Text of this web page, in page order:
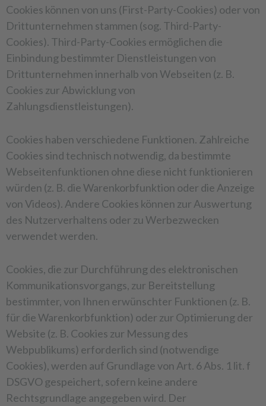
Cookies können von uns (First-Party-Cookies) oder von
Drittunternehmen stammen (sog. Third-Party-
Cookies). Third-Party-Cookies ermöglichen die
Einbindung bestimmter Dienstleistungen von
Drittunternehmen innerhalb von Webseiten (z. B.
Cookies zur Abwicklung von
Zahlungsdienstleistungen).
Cookies haben verschiedene Funktionen. Zahlreiche
Cookies sind technisch notwendig, da bestimmte
Webseitenfunktionen ohne diese nicht funktionieren
würden (z. B. die Warenkorbfunktion oder die Anzeige
von Videos). Andere Cookies können zur Auswertung
des Nutzerverhaltens oder zu Werbezwecken
verwendet werden.
Cookies, die zur Durchführung des elektronischen
Kommunikationsvorgangs, zur Bereitstellung
bestimmter, von Ihnen erwünschter Funktionen (z. B.
für die Warenkorbfunktion) oder zur Optimierung der
Website (z. B. Cookies zur Messung des
Webpublikums) erforderlich sind (notwendige
Cookies), werden auf Grundlage von Art. 6 Abs. 1 lit. f
DSGVO gespeichert, sofern keine andere
Rechtsgrundlage angegeben wird. Der